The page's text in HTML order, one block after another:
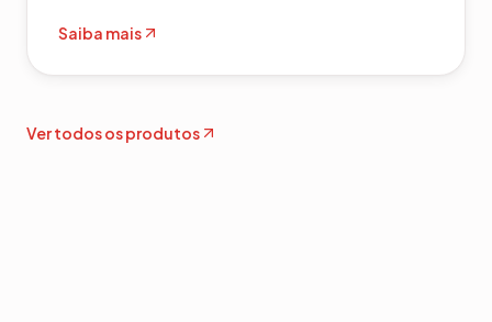
Saiba mais
Ver todos os produtos